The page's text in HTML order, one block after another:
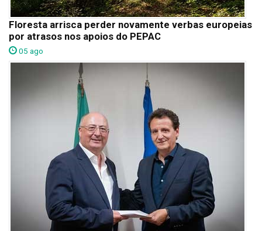
Floresta arrisca perder novamente verbas europeias
por atrasos nos apoios do PEPAC
05 ago